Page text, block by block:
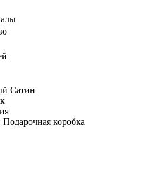
Сатин
коробка